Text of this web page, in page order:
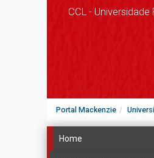
CCL -
Portal Mackenzie
Home